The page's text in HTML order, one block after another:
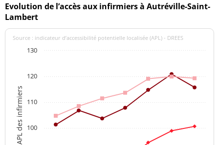
Evolution de l’accès aux infirmiers à Autréville-Saint-
Lambert
APL des infirmiers
Source : indicateur d’accessibilité potentielle localisée (APL) - DREES
100
110
120
130